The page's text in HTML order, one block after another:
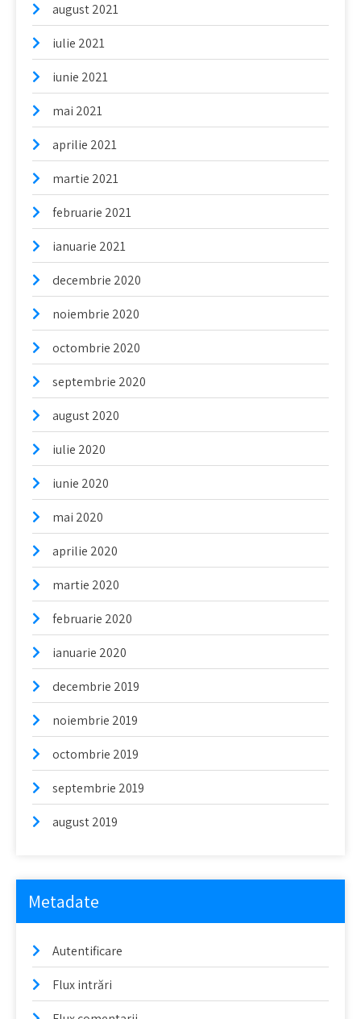
august 2021
iulie 2021
iunie 2021
mai 2021
aprilie 2021
martie 2021
februarie 2021
ianuarie 2021
decembrie 2020
noiembrie 2020
octombrie 2020
septembrie 2020
august 2020
iulie 2020
iunie 2020
mai 2020
aprilie 2020
martie 2020
februarie 2020
ianuarie 2020
decembrie 2019
noiembrie 2019
octombrie 2019
septembrie 2019
august 2019
Metadate
Autentificare
Flux intrări